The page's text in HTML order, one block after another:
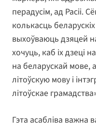
перадусім, ад Расіі.
колькасць беларускіх
выхоўваюць дзяцей
хочуць, каб іх дзеці
на беларускай мове,
літоўскую мову і
літоўскае
Гэта асабліва важна